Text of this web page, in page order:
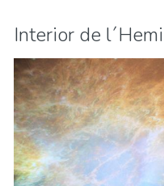
Interior de